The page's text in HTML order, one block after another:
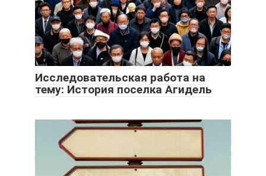
Исследовательская работа на
тему: История поселка Агидель